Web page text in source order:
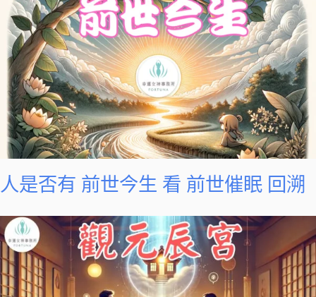
人是否有 前世今生 看 前世催眠 回溯